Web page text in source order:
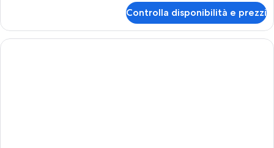
Controlla disponibilità e prezzi